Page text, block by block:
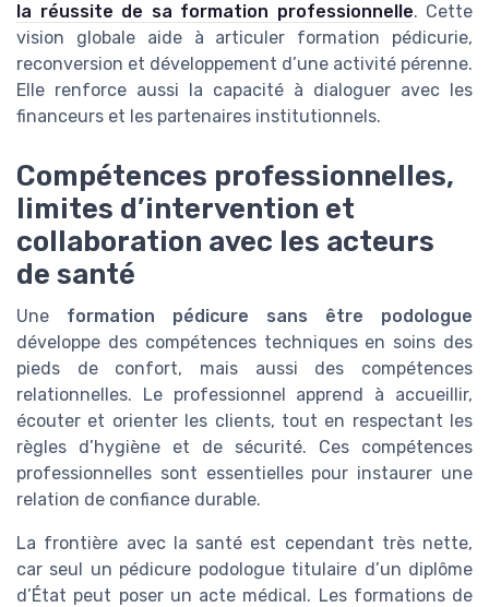
la réussite de sa formation professionnelle. Cette
vision globale aide à articuler formation pédicurie,
reconversion et développement d’une activité pérenne.
Elle renforce aussi la capacité à dialoguer avec les
financeurs et les partenaires institutionnels.
Compétences professionnelles,
limites d’intervention et
collaboration avec les acteurs
de santé
Une formation pédicure sans être podologue
développe des compétences techniques en soins des
pieds de confort, mais aussi des compétences
relationnelles. Le professionnel apprend à accueillir,
écouter et orienter les clients, tout en respectant les
règles d’hygiène et de sécurité. Ces compétences
professionnelles sont essentielles pour instaurer une
relation de confiance durable.
La frontière avec la santé est cependant très nette,
car seul un pédicure podologue titulaire d’un diplôme
d’État peut poser un acte médical. Les formations de